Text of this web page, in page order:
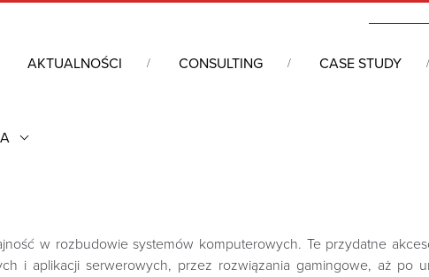
AKTUALNOŚCI CONSULTING CASE STUDY
w rozbudowie systemów komputerowych. Te przydatne
i aplikacji serwerowych, przez rozwiązania gamingowe, aż po